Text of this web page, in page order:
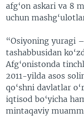
afg‘on askari va 8
uchun
“Osiyoning yuragi
tashabbusidan
Afg‘onistonda
2011-yilda asos
qo‘shni davlatlar
iqtisod bo‘yicha
mintaqaviy